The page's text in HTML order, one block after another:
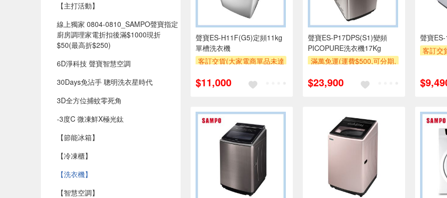
【主打活動】
線上獨家 0804-0810_SAMPO聲寶指定
廚房調理家電折扣後滿$1000現折
$50(最高折$250)​
6D淨科技 聲寶智慧空調
30Days免沾手 聰明洗衣星時代
3D全方位捕蚊零死角
-3度C 微凍鮮X極光鈦
【節能冰箱】
【冷凍櫃】
【洗衣機】
【智慧空調】
聲寶ES-H11F(G5)定頻11kg
單槽洗衣機
客訂交貨(大家電商單品未達
安裝跨區費另計,實際收費以
$11,000
聲寶ES-P17DPS(S1)變頻
PICOPURE洗衣機17Kg
滿萬免運(運費$500,可分期,
萬元及使用6期以上分期0利
$23,900
聲寶
客訂交
專